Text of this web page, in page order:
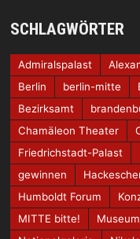
SCHLAGWÖRTER
Admiralspalast
Berlin
berlin-mitte
Bezirksamt
Chamäleon Theater
Friedrichstadt-Palast
gewinnen
Humboldt Forum
MITTE bitte!
Museum